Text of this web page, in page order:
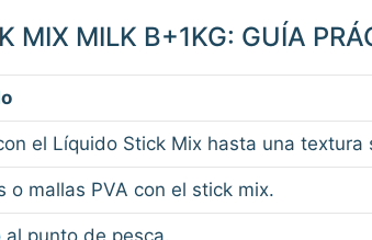
MIX MILK B+1KG: GUÍA
el Líquido Stick Mix hasta una textura
o mallas PVA con el stick mix.